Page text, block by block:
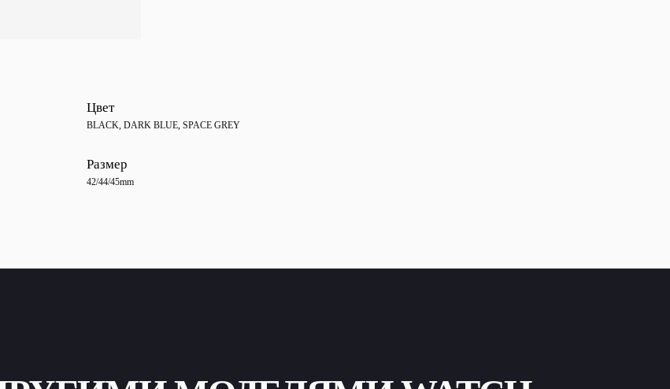
Цвет
BLACK, DARK BLUE, SPACE GREY
Размер
42/44/45mm